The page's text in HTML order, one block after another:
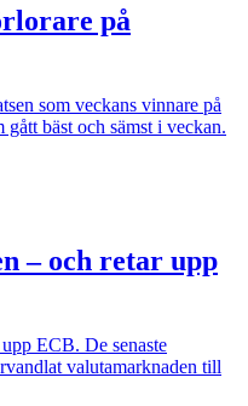
på
som veckans vinnare på
bäst och sämst i veckan.
– och retar upp
ECB. De senaste
valutamarknaden till